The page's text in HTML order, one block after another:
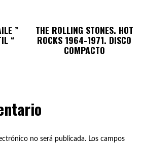
”
“
THE ROLLING STONES. HOT
ROCKS 1964-1971. DISCO
COMPACTO
no será publicada. Los campos